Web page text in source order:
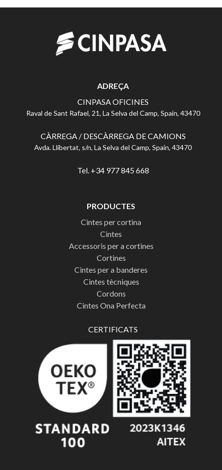
ADREÇA
CINPASA OFICINES
Raval de Sant Rafael, 21, La Selva del Camp, Spain, 43470
CÀRREGA / DESCÀRREGA DE CAMIONS
Avda. Llibertat, s/n, La Selva del Camp, Spain, 43470
Tel. +34 977 845 668
PRODUCTES
Cintes per cortina
Cintes
Accessoris per a cortines
Cortines
Cintes per a banderes
Cintes tècniques
Cordons
Cintes Ona Perfecta
CERTIFICATS